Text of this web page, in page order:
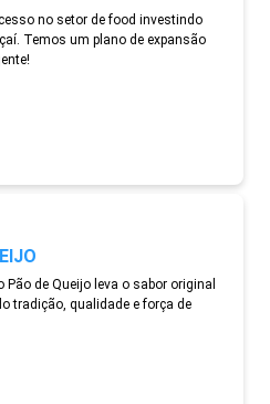
no setor de food investindo
Temos um plano de expansão
de Queijo leva o sabor original
tradição, qualidade e força de